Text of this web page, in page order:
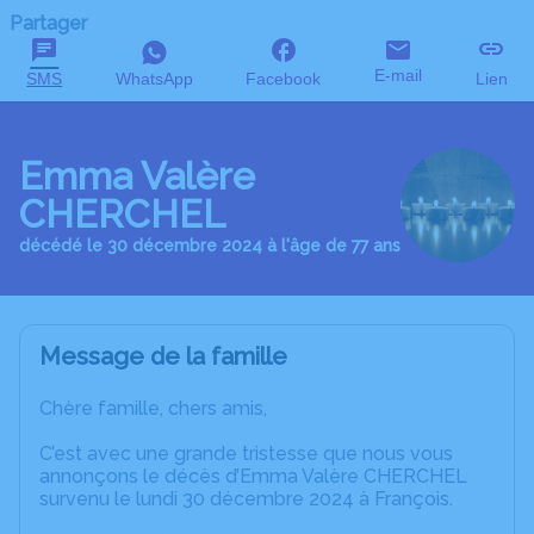
Partager
SMS WhatsApp Facebook E-mail Lien
Emma Valère
CHERCHEL
décédé le 30 décembre 2024 à l'âge de 77 ans
Message de la famille
Chère famille, chers amis,
C’est avec une grande tristesse que nous vous
annonçons le décès d’Emma Valère CHERCHEL
survenu le lundi 30 décembre 2024 à François.